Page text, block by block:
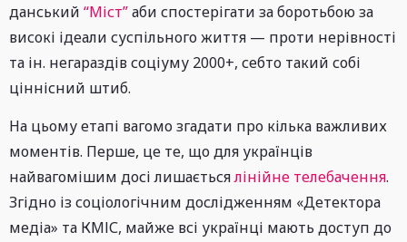
данський “Міст”аби спостерігати за боротьбою за
високі ідеали суспільного життя — проти нерівності
та ін. негараздів соціуму 2000+, себто такий собі
ціннісний штиб.
На цьому етапі вагомо згадати про кілька важливих
моментів. Перше, це те, що для українців
найвагомішим досі лишаєтьсялінійне телебачення.
Згідно із соціологічним дослідженням «Детектора
медіа» та КМІС, майже всі українці мають доступ до